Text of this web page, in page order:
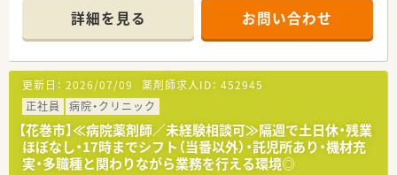
認しながら、安心して働ける環境です。
■委員会もあり、多職種の従業員とも交流があります。カンファ
レンスなどにも参加しており、薬剤師としてのやりがいを感じら
れる機会も多い職場です。
■薬剤部では、人数が揃い現場が整ったら訪問診療も実施してい
る病院なので、在宅医療にも関われる可能性があります。
≪ここが魅力≫
＼2021年に「いわて女性活躍認定企業」という認定をいただきま
した！／
『地域の総合的な医療と福祉を担う』をコンセプトとして掲げて
詳細を見る お問い合わせ
更新日： 2026/07/09 薬剤師求人ID： 452945
正社員
病院・クリニック
【花巻市】≪病院薬剤師／未経験相談可≫隔週で土日休・残業
ほぼなし・17時までシフト（当番以外）・託児所あり・機材充
実・多職種と関わりながら業務を行える環境◎